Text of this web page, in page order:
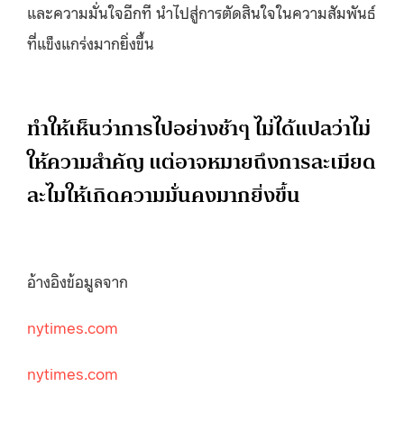
และความมั่นใจอีกที นำไปสู่การตัดสินใจในความสัมพันธ์
ที่แข็งแกร่งมากยิ่งขึ้น
ทำให้เห็นว่าการไปอย่างช้าๆ ไม่ได้แปลว่าไม่
ให้ความสำคัญ แต่อาจหมายถึงการละเมียด
ละไมให้เกิดความมั่นคงมากยิ่งขึ้น
อ้างอิงข้อมูลจาก
nytimes.com
nytimes.com